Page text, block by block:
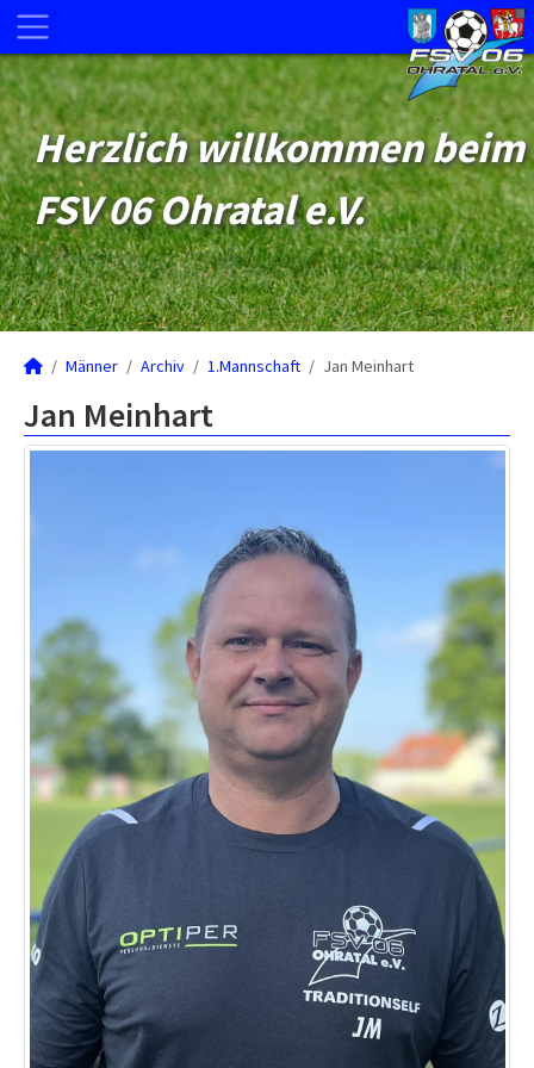
Herzlich willkommen beim
FSV 06 Ohratal e.V.
Männer Archiv 1.Mannschaft Jan Meinhart
Jan Meinhart